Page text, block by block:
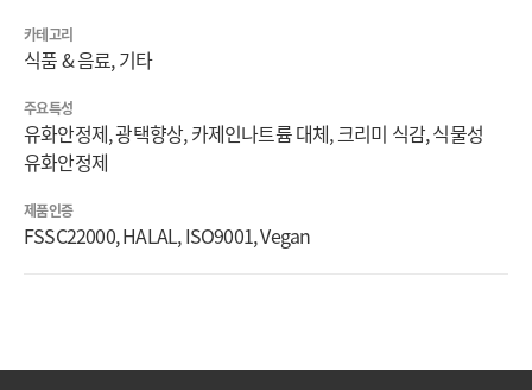
카테고리
식품 & 음료, 기타
주요특성
유화안정제, 광택향상, 카제인나트륨 대체, 크리미 식감, 식물성
유화안정제
제품인증
FSSC22000, HALAL, ISO9001, Vegan